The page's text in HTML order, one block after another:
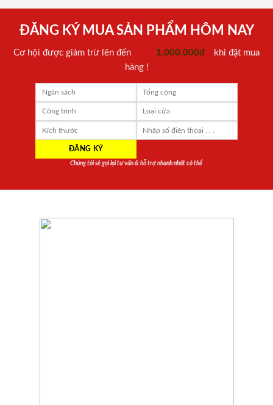
ĐĂNG KÝ MUA SẢN PHẨM HÔM NAY
Cơ hội được giảm trừ lên đến 1.000.000đ
khi đặt mua
hàng !
Chúng tôi sẽ gọi lại tư vấn & hỗ trợ nhanh nhất có thể